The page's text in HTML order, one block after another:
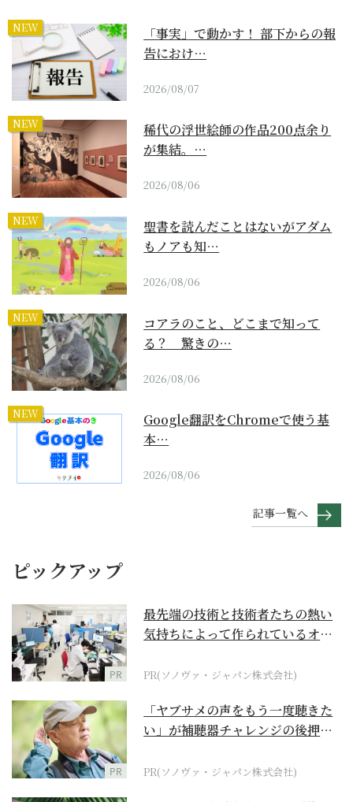
NEW
「事実」で動かす！ 部下からの報
告におけ…
2026/08/07
NEW
稀代の浮世絵師の作品200点余り
が集結。…
2026/08/06
NEW
聖書を読んだことはないがアダム
もノアも知…
2026/08/06
NEW
コアラのこと、どこまで知って
る？ 驚きの…
2026/08/06
NEW
Google翻訳をChromeで使う基
本…
2026/08/06
記事一覧へ
ピックアップ
PR
最先端の技術と技術者たちの熱い
気持ちによって作られているオー
PR(ソノヴァ・ジャパン株式会社)
PR
「ヤブサメの声をもう一度聴きた
い」が補聴器チャレンジの後押し
PR(ソノヴァ・ジャパン株式会社)